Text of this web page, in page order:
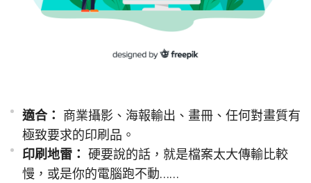
適合： 商業攝影、海報輸出、畫冊、任何對畫質有
極致要求的印刷品。
印刷地雷： 硬要說的話，就是檔案太大傳輸比較
慢，或是你的電腦跑不動……